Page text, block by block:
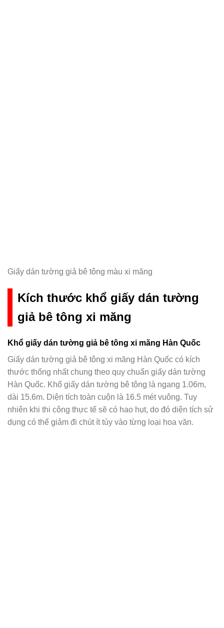
Giấy dán tường giả bê tông màu xi măng
Kích thước khổ giấy dán tường
giả bê tông xi măng
Khổ giấy dán tường giả bê tông xi măng Hàn Quốc
Giấy dán tường giả bê tông xi măng Hàn Quốc có kích
thước thống nhất chung theo quy chuẩn giấy dán tường
Hàn Quốc. Khổ giấy dán tường bê tông là ngang 1.06m,
dài 15.6m. Diện tích toàn cuộn là 16.5 mét vuông. Tuy
nhiên khi thi công thực tế sẽ có hao hụt, do đó diện tích sử
dụng có thể giảm đi chút ít tùy vào từng loại hoa văn.